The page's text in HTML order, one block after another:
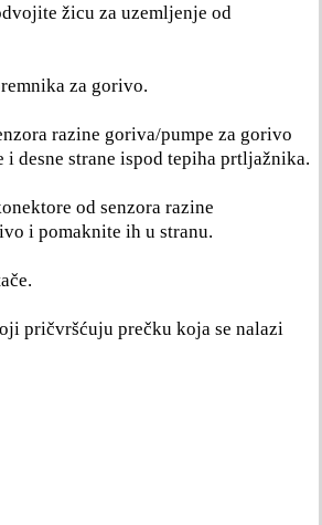
žicu za uzemljenje od
za gorivo.
razine goriva/pumpe za gorivo
i desne strane ispod tepiha prtljažnika.
od senzora razine
i pomaknite ih u stranu.
pričvršćuju prečku koja se nalazi